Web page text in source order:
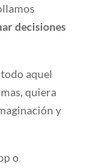
decisiones
aquel
quiera
y
o